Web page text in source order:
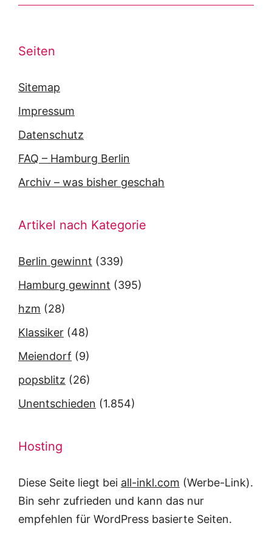
Seiten
Sitemap
Impressum
Datenschutz
FAQ – Hamburg Berlin
Archiv – was bisher geschah
Artikel nach Kategorie
Berlin gewinnt (339)
Hamburg gewinnt (395)
hzm (28)
Klassiker (48)
Meiendorf (9)
popsblitz (26)
Unentschieden (1.854)
Hosting
Diese Seite liegt bei all-inkl.com (Werbe-Link).
Bin sehr zufrieden und kann das nur
empfehlen für WordPress basierte Seiten.